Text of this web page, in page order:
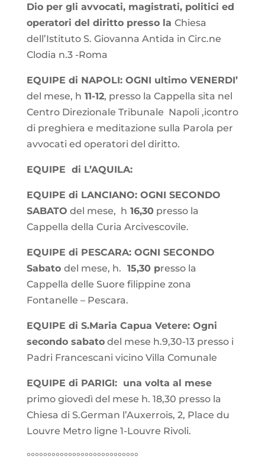
Dio per gli avvocati, magistrati, politici ed
operatori del diritto presso la Chiesa
dell’Istituto S. Giovanna Antida in Circ.ne
Clodia n.3 -Roma
EQUIPE di NAPOLI: OGNI ultimo VENERDI’
del mese, h 11-12, presso la Cappella sita nel
Centro Direzionale Tribunale Napoli ,icontro
di preghiera e meditazione sulla Parola per
avvocati ed operatori del diritto.
EQUIPE di L’AQUILA:
EQUIPE di LANCIANO: OGNI SECONDO
SABATO del mese, h 16,30presso la
Cappella della Curia Arcivescovile.
EQUIPE di PESCARA: OGNI SECONDO
Sabato del mese, h. 15,30 presso la
Cappella delle Suore filippine zona
Fontanelle – Pescara.
EQUIPE di S.Maria Capua Vetere: Ogni
secondo sabatodel mese h.9,30-13 presso i
Padri Francescani vicino Villa Comunale
EQUIPE di PARIGI: una volta al mese
primo giovedì del mese h. 18,30 presso la
Chiesa di S.German l’Auxerrois, 2, Place du
Louvre Metro ligne 1-Louvre Rivoli.
°°°°°°°°°°°°°°°°°°°°°°°°°°°